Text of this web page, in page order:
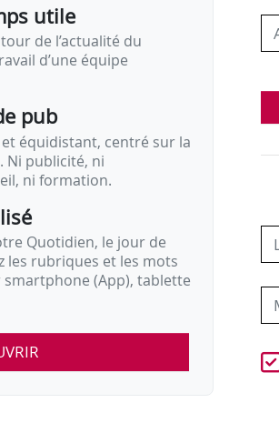
utile
de l’actualité du
d’une équipe
pub
équidistant, centré sur la
Ni publicité, ni
ni formation.
Quotidien, le jour de
les rubriques et les mots
smartphone (App), tablette